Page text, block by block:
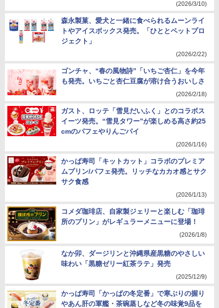
(2026/3/10)
森永製菓、愛犬と一緒に食べられるムーンライ
トやアイスボックス発売。「ひととペットプロ
ジェクト」
(2026/2/22)
ゴンチャ、“春の風物詩”「いちご杏仁」を今年
も発売。いちごと杏仁豆腐が溶け合うおいしさ
(2026/2/18)
ガスト、ロッテ「雪見だいふく」とのコラボス
イーツ発売。“雪見タワー”が楽しめる高さ約25
cmのパフェやりんごパイ
(2026/1/16)
かっぱ寿司「キットカット」コラボのプレミア
ムプリン/パフェ発売。リッチなカカオ感とサク
サク食感
(2026/1/13)
コメダ珈琲店、自家製ジェリーと楽しむ「珈琲
所のプリン」がレギュラーメニューに登場！
(2026/1/8)
なか卯、ダージリンと沖縄県産黒糖のやさしい
味わい「黒糖ゼリー紅茶ラテ」発売
(2025/12/9)
かっぱ寿司「かっぱの冬定番」で寒ぶりの握り
やあん肝の軍艦・茶碗蒸しなど冬の味覚9品を